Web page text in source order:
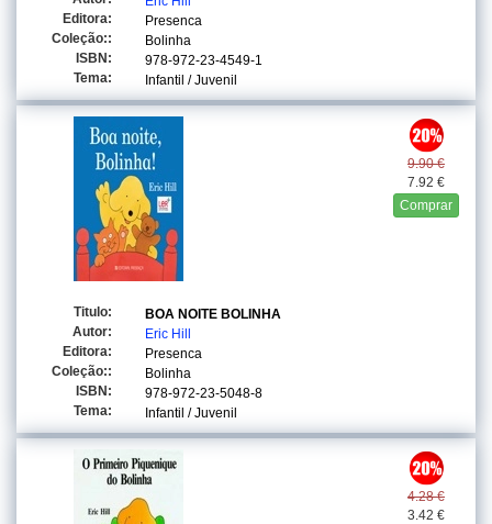
Editora:
Presenca
Coleção::
Bolinha
ISBN:
978-972-23-4549-1
Tema:
Infantil / Juvenil
9.90 €
7.92 €
Comprar
Titulo:
BOA NOITE BOLINHA
Autor:
Eric Hill
Editora:
Presenca
Coleção::
Bolinha
ISBN:
978-972-23-5048-8
Tema:
Infantil / Juvenil
4.28 €
3.42 €